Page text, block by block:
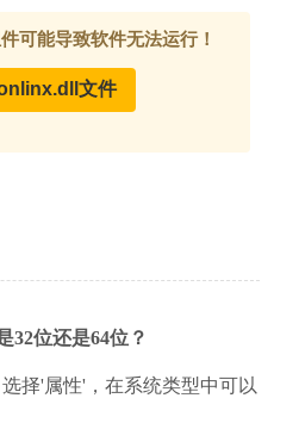
32位还是64位？
择'属性'，在系统类型中可以